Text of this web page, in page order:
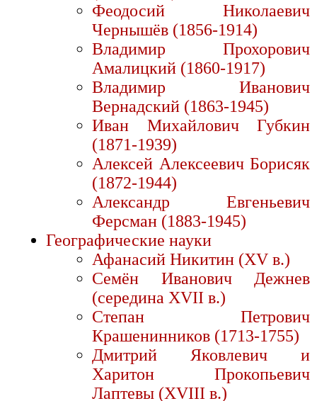
Феодосий Николаевич
Чернышёв (1856-1914)
Владимир Прохорович
Амалицкий (1860-1917)
Владимир Иванович
Вернадский (1863-1945)
Иван Михайлович Губкин
(1871-1939)
Алексей Алексеевич Борисяк
(1872-1944)
Александр Евгеньевич
Ферсман (1883-1945)
Географические науки
Афанасий Никитин (XV в.)
Семён Иванович Дежнев
(середина XVII в.)
Степан Петрович
Крашенинников (1713-1755)
Дмитрий Яковлевич и
Харитон Прокопьевич
Лаптевы (XVIII в.)